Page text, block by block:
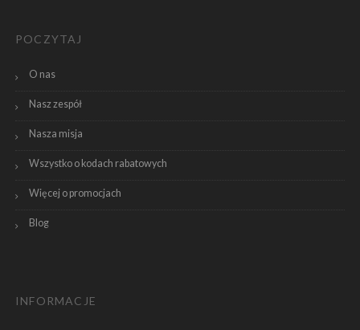
POCZYTAJ
O nas
Nasz zespół
Nasza misja
Wszystko o kodach rabatowych
Więcej o promocjach
Blog
INFORMACJE